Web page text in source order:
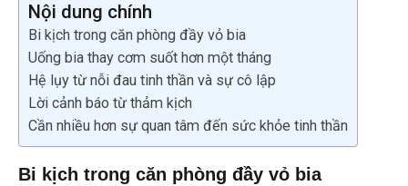
Nội dung chính
Bi kịch trong căn phòng đầy vỏ bia
Uống bia thay cơm suốt hơn một tháng
Hệ lụy từ nỗi đau tinh thần và sự cô lập
Lời cảnh báo từ thảm kịch
Cần nhiều hơn sự quan tâm đến sức khỏe tinh thần
Bi kịch trong căn phòng đầy vỏ bia